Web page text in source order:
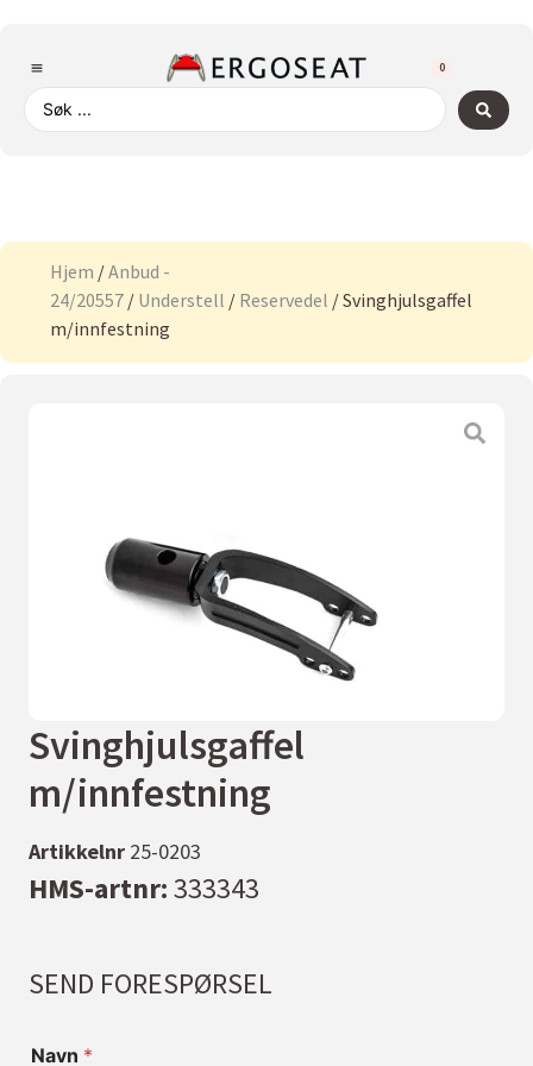
0
Hjem /Anbud -
24/20557 / Understell / Reservedel / Svinghjulsgaffel
m/innfestning
Svinghjulsgaffel
m/innfestning
Artikkelnr 25-0203
HMS-artnr:333343
SEND FORESPØRSEL
Navn *